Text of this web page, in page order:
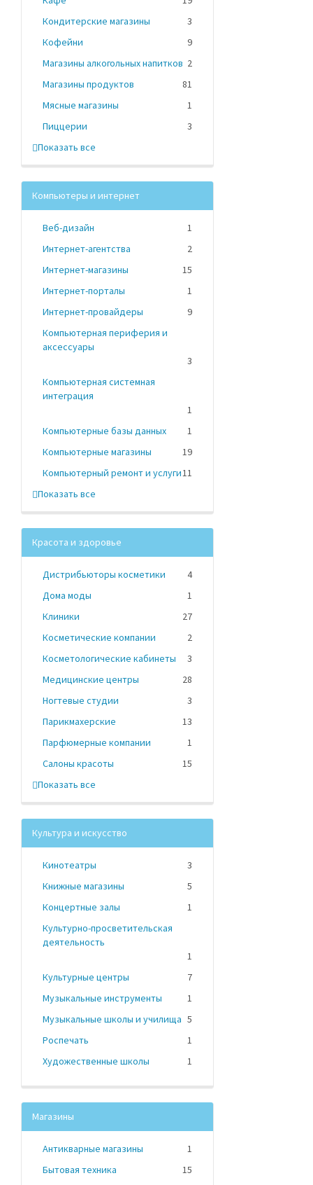
Кондитерские магазины
3
Кофейни
9
Магазины алкогольных напитков 2
Магазины продуктов
81
Мясные магазины
1
Пиццерии
3
Показать все
Компьютеры и интернет
Веб-дизайн
1
Интернет-агентства
2
Интернет-магазины
15
Интернет-порталы
1
Интернет-провайдеры
9
Компьютерная периферия и
аксессуары
3
Компьютерная системная
интеграция
1
Компьютерные базы данных
1
Компьютерные магазины
19
Компьютерный ремонт и услуги11
Показать все
Красота и здоровье
Дистрибьюторы косметики
4
Дома моды
1
Клиники
27
Косметические компании
2
Косметологические кабинеты
3
Медицинские центры
28
Ногтевые студии
3
Парикмахерские
13
Парфюмерные компании
1
Салоны красоты
15
Показать все
Культура и искусство
Кинотеатры
3
Книжные магазины
5
Концертные залы
1
Культурно-просветительская
деятельность
1
Культурные центры
7
Музыкальные инструменты
1
Музыкальные школы и училища 5
Роспечать
1
Художественные школы
1
Магазины
Антикварные магазины
1
Бытовая техника
15